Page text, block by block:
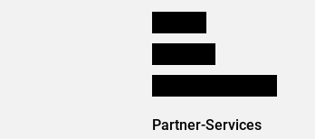
Partner-Services